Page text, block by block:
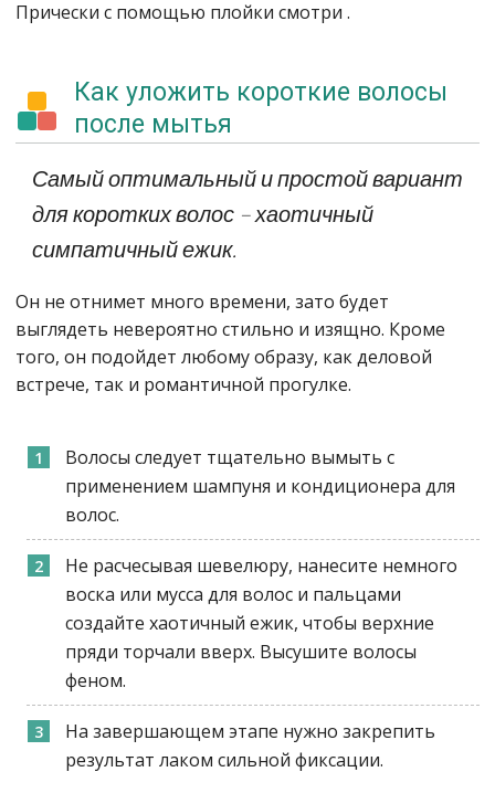
Прически с помощью плойки смотри .
Как уложить короткие волосы
после мытья
Самый оптимальный и простой вариант
для коротких волос – хаотичный
симпатичный ежик.
Он не отнимет много времени, зато будет
выглядеть невероятно стильно и изящно. Кроме
того, он подойдет любому образу, как деловой
встрече, так и романтичной прогулке.
Волосы следует тщательно вымыть с
применением шампуня и кондиционера для
волос.
Не расчесывая шевелюру, нанесите немного
воска или мусса для волос и пальцами
создайте хаотичный ежик, чтобы верхние
пряди торчали вверх. Высушите волосы
феном.
На завершающем этапе нужно закрепить
результат лаком сильной фиксации.